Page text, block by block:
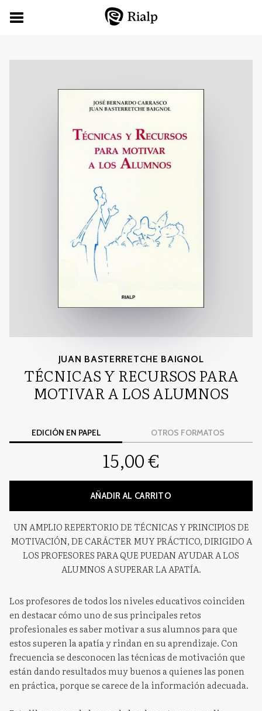
JUAN BASTERRETCHE BAIGNOL
TÉCNICAS Y RECURSOS PARA
MOTIVAR A LOS ALUMNOS
EDICIÓN EN PAPEL OTROS FORMATOS
15,00 €
AÑADIR AL CARRITO
UN AMPLIO REPERTORIO DE TÉCNICAS Y PRINCIPIOS DE
MOTIVACIÓN, DE CARÁCTER MUY PRÁCTICO, DIRIGIDO A
LOS PROFESORES PARA QUE PUEDAN AYUDAR A LOS
ALUMNOS A SUPERAR LA APATÍA.
Los profesores de todos los niveles educativos coinciden
en destacar cómo uno de sus principales retos
profesionales es saber motivar a sus alumnos para que
estos superen la apatía y rindan en su aprendizaje. Con
frecuencia se desconocen las técnicas de motivación que
están dando resultados muy buenos a quienes las ponen
en práctica, porque se carece de la información adecuada.